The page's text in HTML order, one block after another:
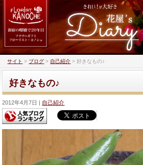
サイト > ブログ > 自己紹介 >好きなもの♪
好きなもの♪
2012年4月7日 自己紹介